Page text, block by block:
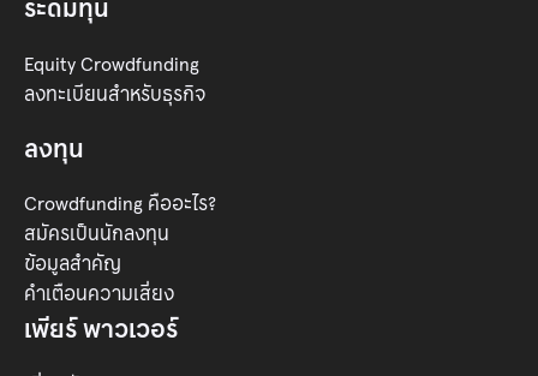
ระดมทุน
Equity Crowdfunding
ลงทะเบียนสำหรับธุรกิจ
ลงทุน
Crowdfunding คืออะไร?
สมัครเป็นนักลงทุน
ข้อมูลสำคัญ
คำเตือนความเสี่ยง
เพียร์ พาวเวอร์